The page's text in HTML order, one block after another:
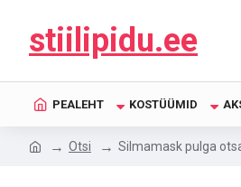
stiilipidu.ee
PEALEHT KOSTÜÜMID
Otsi Silmamask pulga